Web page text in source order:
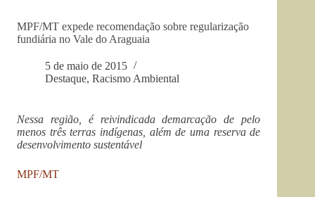
MPF/MT expede recomendação sobre regularização
fundiária no Vale do Araguaia
5 de maio de 2015
Destaque, Racismo Ambiental
Nessa região, é reivindicada demarcação de pelo
menos três terras indígenas, além de uma reserva de
desenvolvimento sustentável
MPF/MT